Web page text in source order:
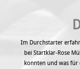
Im Durchstarter
bei Startklar-Rose
konnten und was für